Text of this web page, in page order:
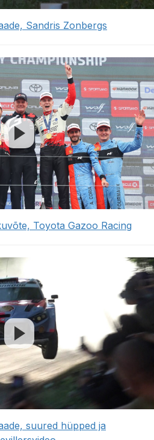
Sandris Zonbergs
Toyota Gazoo Racing
suured hüpped ja